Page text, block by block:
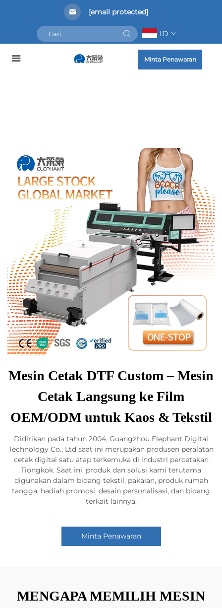
[email protected]
ID
Minta Penawaran
Mesin Cetak DTF Custom – Mesin
Cetak Langsung ke Film
OEM/ODM untuk Kaos & Tekstil
Didirikan pada tahun 2004, Guangzhou Elephant Digital
Technology Co., Ltd saat ini merupakan produsen peralatan
cetak digital satu atap terkemuka di industri percetakan
Tiongkok. Saat ini, produk dan solusi kami terutama
digunakan dalam bidang tekstil, pakaian, produk rumah
tangga, hadiah promosi, desain personalisasi, dan bidang
terkait lainnya.
Minta Penawaran
MENGAPA MEMILIH MESIN